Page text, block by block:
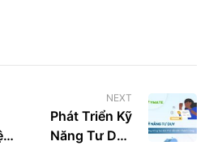
NEXT
Phát Triển Kỹ
Năng Tư Duy